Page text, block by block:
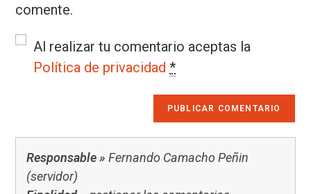
comente.
Al realizar tu comentario aceptas la
Política de privacidad *
Responsable » Fernando Camacho Peñin
(servidor)